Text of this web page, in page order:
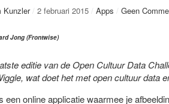
Kunzler / 2 februari 2015 / Apps / Geen
Jong (Frontwise)
editie van de Open Cultuur Data
wat doet het met open cultuur data
een online applicatie waarmee je